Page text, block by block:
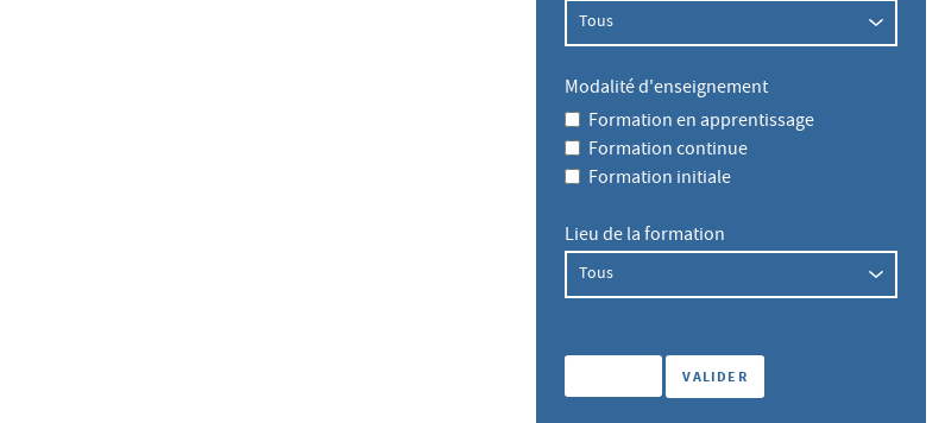
Modalité d'enseignement
Formation en apprentissage
Formation continue
Formation initiale
Lieu de la formation